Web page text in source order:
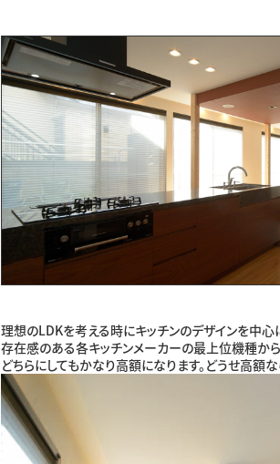
理想のLDKを考える時にキッチンのデザインを中心
存在感のある各キッチンメーカーの最上位機種か
どちらにしてもかなり高額になります。どうせ高額